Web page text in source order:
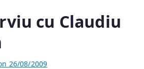
cu Claudiu
26/08/2009